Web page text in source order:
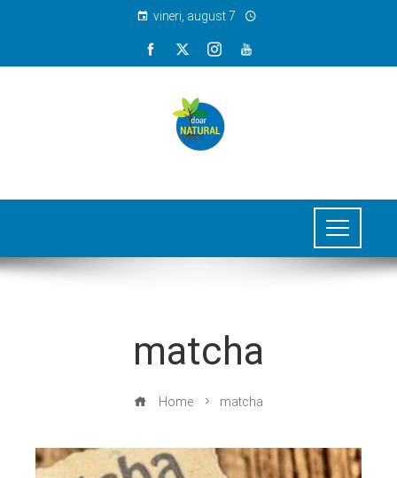
vineri, august 7
matcha
Home matcha